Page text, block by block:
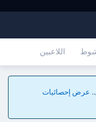
اللاعبين
عرض إحصائيات